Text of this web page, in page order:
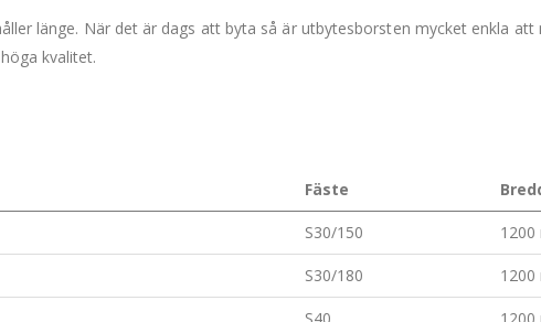
länge. När det är dags att byta så är utbytesborsten mycket enkla
kvalitet.
Fäste
S30/150 1200
S30/180 1200